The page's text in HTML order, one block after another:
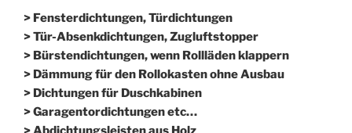
> Fensterdichtungen, Türdichtungen
> Tür-Absenkdichtungen, Zugluftstopper
> Bürstendichtungen, wenn Rollläden klappern
> Dämmung für den Rollokasten ohne Ausbau
> Dichtungen für Duschkabinen
> Garagentordichtungen etc…